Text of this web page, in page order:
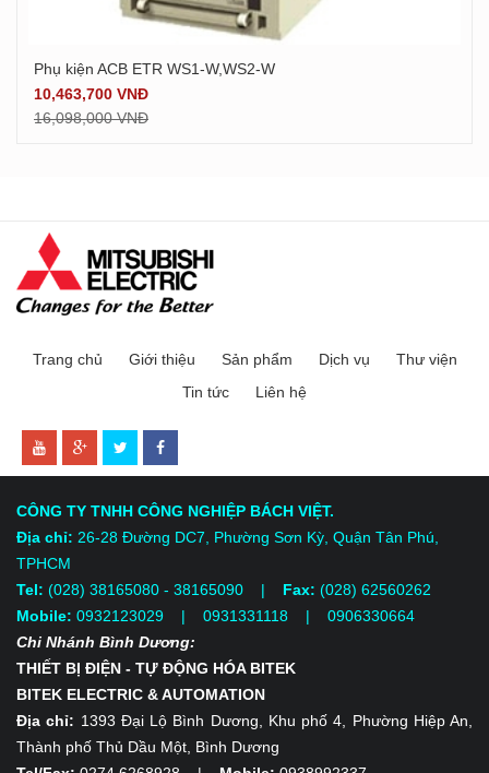
Xem chi tiết
Phụ kiện ACB ETR WS1-W,WS2-W
10,463,700 VNĐ
16,098,000 VNĐ
Trang chủ Giới thiệu Sản phẩm Dịch vụ
Thư viện
Tin tức
Liên hệ
CÔNG TY TNHH CÔNG NGHIỆP BÁCH VIỆT.
Địa chỉ: 26-28 Đường DC7, Phường Sơn Kỳ, Quận Tân Phú,
TPHCM
Tel: (028) 38165080 - 38165090 | Fax: (028) 62560262
Mobile: 0932123029 | 0931331118 | 0906330664
Chi Nhánh Bình Dương:
THIẾT BỊ ĐIỆN - TỰ ĐỘNG HÓA BITEK
BITEK ELECTRIC & AUTOMATION
Địa chỉ: 1393 Đại Lộ Bình Dương, Khu phố 4, Phường Hiệp An,
Thành phố Thủ Dầu Một, Bình Dương